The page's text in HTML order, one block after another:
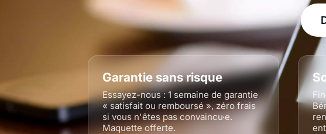
Garantie sans risque
Essayez-nous : 1 semaine de garantie
« satisfait ou remboursé », zéro frais
si vous n'êtes pas convaincu·e.
Maquette offerte.